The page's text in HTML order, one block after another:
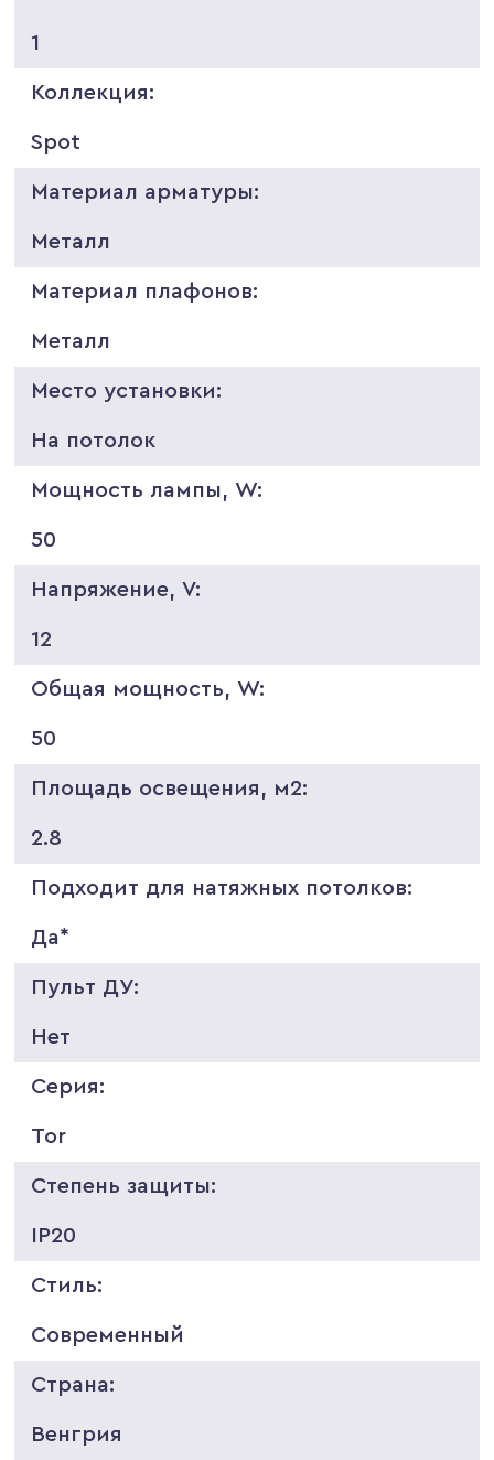
1
Коллекция:
Spot
Материал арматуры:
Металл
Материал плафонов:
Металл
Место установки:
На потолок
Мощность лампы, W:
50
Напряжение, V:
12
Общая мощность, W:
50
Площадь освещения, м2:
2.8
Подходит для натяжных потолков:
Да*
Пульт ДУ:
Нет
Серия:
Tor
Степень защиты:
IP20
Стиль:
Современный
Страна:
Венгрия